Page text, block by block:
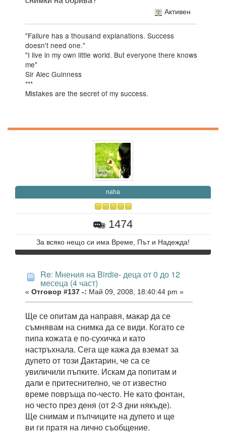
Активен
"Failure has a thousand explanations. Success
doesn't need one."
"I live in my own little world. But everyone there knows
me"
Sir Alec Guinness
***
Mistakes are the secret of my success.
naha
1474
За всяко нещо си има Време, Път и Надежда!
Re: Мнения на Birdie- деца от 0 до 12
месеца (4 част)
« Отговор #137 -: Май 09, 2008, 18:40:44 pm »
Ще се опитам да направя, макар да се
съмнявам на снимка да се види. Когато се
пипа кожата е по-сухичка и като
настръхнала. Сега ще кажа да вземат за
дупето от този Дактарин, че са се
увиличили пъпките. Искам да попитам и
дали е притеснително, че от известно
време повръща по-често. Не като фонтан,
но често през деня (от 2-3 дни някъде).
Ще снимам и пъпчиците на дупето и ще
ви ги пратя на лично съобщение.